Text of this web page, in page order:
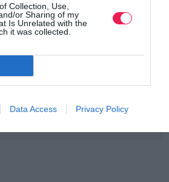
Collection, Use,
or Sharing of my
Is Unrelated with the
it was collected.
Data Access Privacy Policy
Συνδρομητής
το RUNNER!
Όλα τα Τεύχη